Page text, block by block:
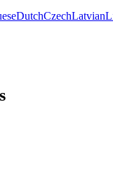
DutchCzechLatvian